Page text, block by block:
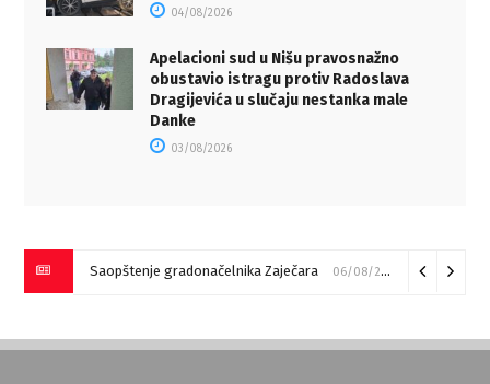
04/08/2026
Apelacioni sud u Nišu pravosnažno
obustavio istragu protiv Radoslava
Dragijevića u slučaju nestanka male
Danke
03/08/2026
Saopštenje gradonačelnika Zaječara 06/08/2026